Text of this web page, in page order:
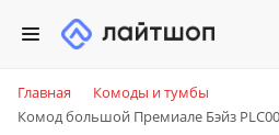
Главная
Комоды и тумбы
Комод большой Премиале Бэйз